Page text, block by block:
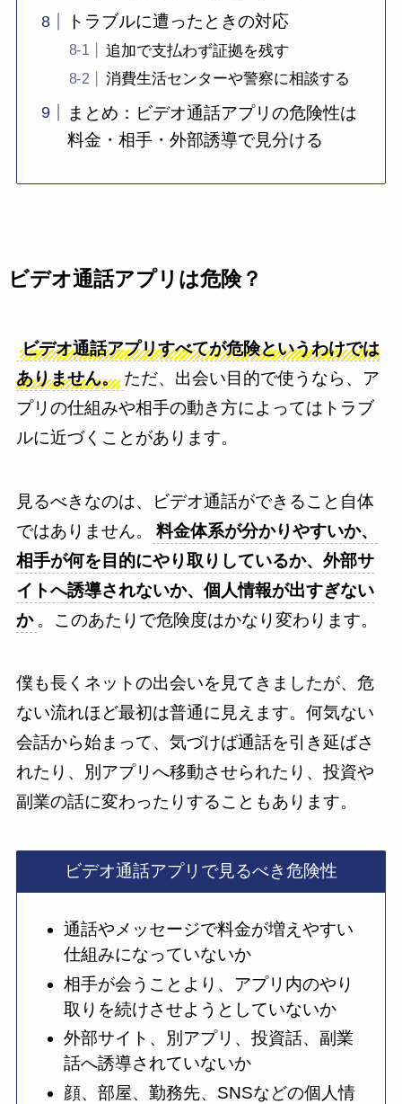
トラブルに遭ったときの対応
追加で支払わず証拠を残す
消費生活センターや警察に相談する
まとめ：ビデオ通話アプリの危険性は
料金・相手・外部誘導で見分ける
ビデオ通話アプリは危険？
ビデオ通話アプリすべてが危険というわけでは
ありません。 ただ、出会い目的で使うなら、ア
プリの仕組みや相手の動き方によってはトラブ
ルに近づくことがあります。
見るべきなのは、ビデオ通話ができること自体
ではありません。
料金体系が分かりやすいか、
相手が何を目的にやり取りしているか、外部サ
イトへ誘導されないか、個人情報が出すぎない
か 。このあたりで危険度はかなり変わります。
僕も長くネットの出会いを見てきましたが、危
ない流れほど最初は普通に見えます。何気ない
会話から始まって、気づけば通話を引き延ばさ
れたり、別アプリへ移動させられたり、投資や
副業の話に変わったりすることもあります。
ビデオ通話アプリで見るべき危険性
通話やメッセージで料金が増えやすい
仕組みになっていないか
相手が会うことより、アプリ内のやり
取りを続けさせようとしていないか
外部サイト、別アプリ、投資話、副業
話へ誘導されていないか
顔、部屋、勤務先、SNSなどの個人情